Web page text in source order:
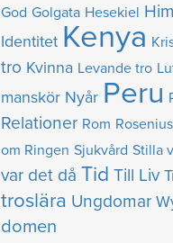
God Golgata Hesekiel
Identitet Kenya
tro Kvinna Levande tro
manskör Nyår Peru
Relationer Rom
om Ringen Sjukvård Stilla
var det då Tid Till Liv
troslära Ungdomar
domen